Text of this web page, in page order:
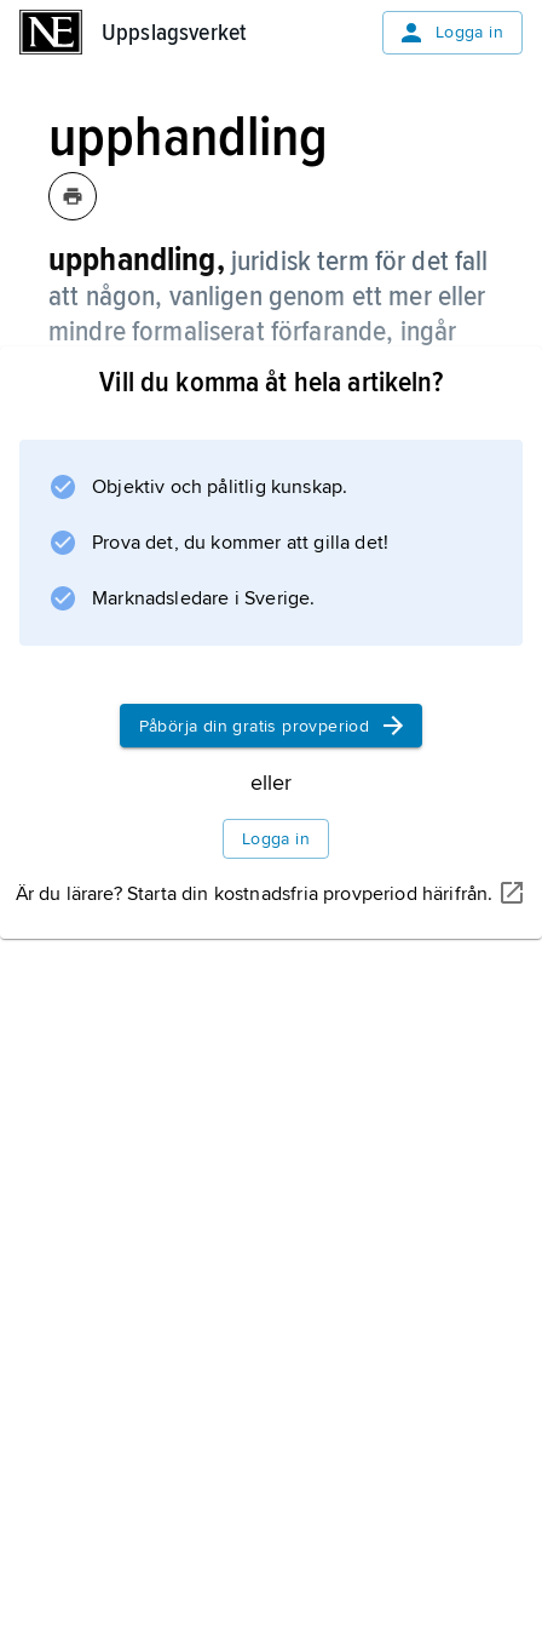
Uppslagsverket Logga in
upphandling
upphandling, juridisk term för det fall
att någon, vanligen genom ett mer eller
mindre formaliserat förfarande, ingår
avtal om förvärv av varor eller
nyttigheter.
inkomma med anbud. Sker upphandlingen i
eller annan offentlig myndighet) regleras
förfarandet i bland annat lagen om offentlig
upphandling (LOU).
Information om artikeln
Vill du komma åt hela artikeln?
Objektiv och pålitlig kunskap.
Prova det, du kommer att gilla det!
Marknadsledare i Sverige.
Påbörja din gratis provperiod
eller
Logga in
Är du lärare? Starta din kostnadsfria provperiod härifrån.